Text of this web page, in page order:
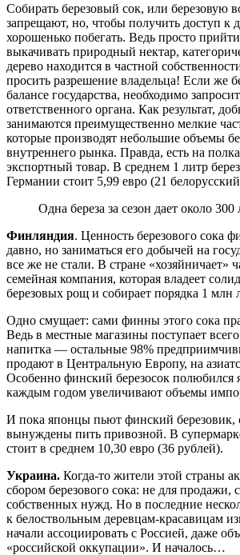
Собирать березовый сок, или березовую
запрещают, но, чтобы получить доступ к
хорошенько побегать. Ведь просто
выкачивать природный нектар,
дерево находится в частной
просить разрешение владельца! Если же
балансе государства, необходимо
ответственного органа. Как результат,
занимаются преимущественно мелкие
которые производят небольшие объемы
внутреннего рынка. Правда, есть на
экспортный товар. В среднем 1 литр
Германии стоит 5,99 евро (21
Одна береза за сезон дает около 300
Финляндия. Ценность березового сока
давно, но заниматься его добычей на
все же не стали. В стране «хозяйничает»
семейная компания, которая владеет
березовых рощ и собирает порядка 1 млн
Одно смущает: сами финны этого сока
Ведь в местные магазины поступает
напитка — остальные 98%
продают в Центральную Европу, на
Особенно финский березосок полюбился
каждым годом увеличивают объемы
И пока японцы пьют финский
вынуждены пить привозной. В
стоит в среднем 10,30 евро (36 рублей).
Украина. Когда-то жители этой страны
сбором березового сока: не для продажи,
собственных нужд. Но в последние
к белоствольным деревцам-красавицам
начали ассоциировать с Россией, даже
«российской оккупации». И началось…